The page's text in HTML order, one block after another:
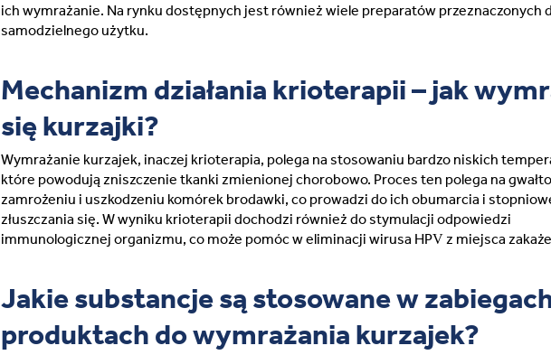
ich wymrażanie. Na rynku dostępnych jest również wiele preparatów przeznaczonych
samodzielnego użytku.
Mechanizm działania krioterapii – jak
się kurzajki?
Wymrażanie kurzajek, inaczej krioterapia, polega na stosowaniu bardzo niskich
które powodują zniszczenie tkanki zmienionej chorobowo. Proces ten polega na
zamrożeniu i uszkodzeniu komórek brodawki, co prowadzi do ich obumarcia i
złuszczania się. W wyniku krioterapii dochodzi również do stymulacji odpowiedzi
immunologicznej organizmu, co może pomóc w eliminacji wirusa HPV z miejsca
Jakie substancje są stosowane w
produktach do wymrażania kurzajek?
Lithuania (Lithuanian)
Morocco (French)
Poland (Polish)
Serbia (Serbian)